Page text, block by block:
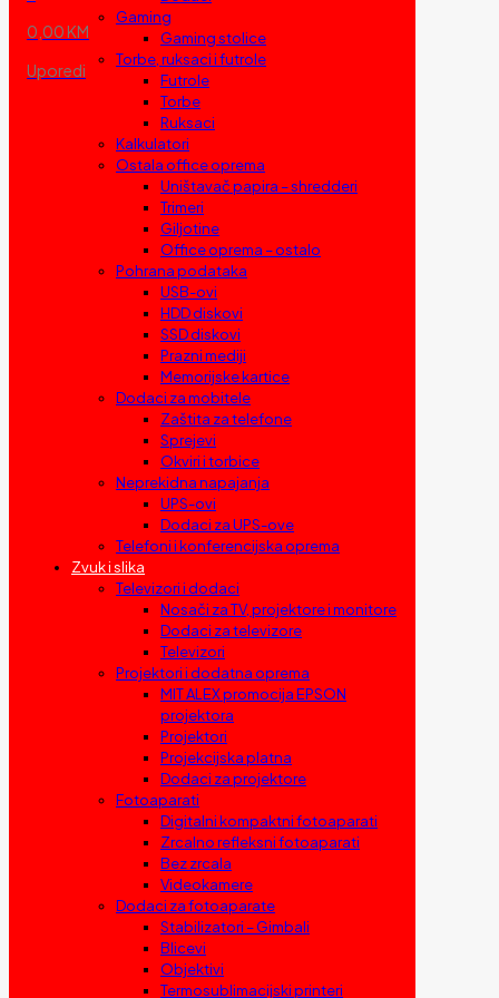
0,00 KM
Uporedi
Gaming
Gaming stolice
Torbe, ruksaci i futrole
Futrole
Torbe
Ruksaci
Kalkulatori
Ostala office oprema
Uništavač papira – shredderi
Trimeri
Giljotine
Office oprema – ostalo
Pohrana podataka
USB-ovi
HDD diskovi
SSD diskovi
Prazni mediji
Memorijske kartice
Dodaci za mobitele
Zaštita za telefone
Sprejevi
Okviri i torbice
Neprekidna napajanja
UPS-ovi
Dodaci za UPS-ove
Telefoni i konferencijska oprema
Zvuk i slika
Televizori i dodaci
Nosači za TV, projektore i monitore
Dodaci za televizore
Televizori
Projektori i dodatna oprema
MIT ALEX promocija EPSON
projektora
Projektori
Projekcijska platna
Dodaci za projektore
Fotoaparati
Digitalni kompaktni fotoaparati
Zrcalno refleksni fotoaparati
Bez zrcala
Videokamere
Dodaci za fotoaparate
Stabilizatori – Gimbali
Blicevi
Objektivi
Termosublimacijski printeri